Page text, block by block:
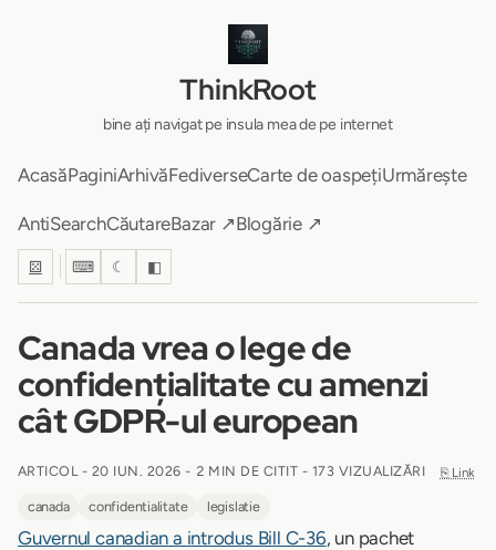
ThinkRoot
bine ați navigat pe insula mea de pe internet
AcasăPaginiArhivăFediverseCarte de oaspețiUrmărește
AntiSearchCăutareBazar ↗Blogărie ↗
⚄ ⌨ ☾ ◧
Canada vrea o lege de
confidențialitate cu amenzi
cât GDPR-ul european
ARTICOL - 20 IUN. 2026 - 2 MIN DE CITIT - 173 VIZUALIZĂRI ⎘ Link
canada confidentialitate legislatie
Guvernul canadian a introdus Bill C-36, un pachet